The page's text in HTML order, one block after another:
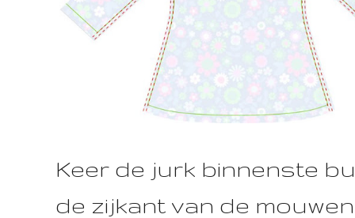
Keer de jurk binnenste
de zijkant van de